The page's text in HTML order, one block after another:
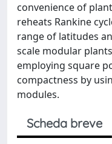
convenience of
reheats Rankine
range of latitudes
scale modular
employing square
compactness by
modules.
Scheda breve